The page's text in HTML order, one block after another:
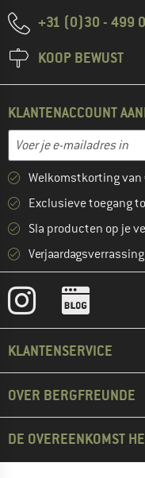
+31 (0)30 - 499
KOOP BEWUST
KLANTENACCOUNT
E-mailadres
Vul je e-mailadres hier
Welkomstkorting
Exclusieve toegang
Sla producten op je
Verjaardagsverrassing
KLANTENSERVICE
OVER BERGFREUNDE
DE OVEREENKOMST